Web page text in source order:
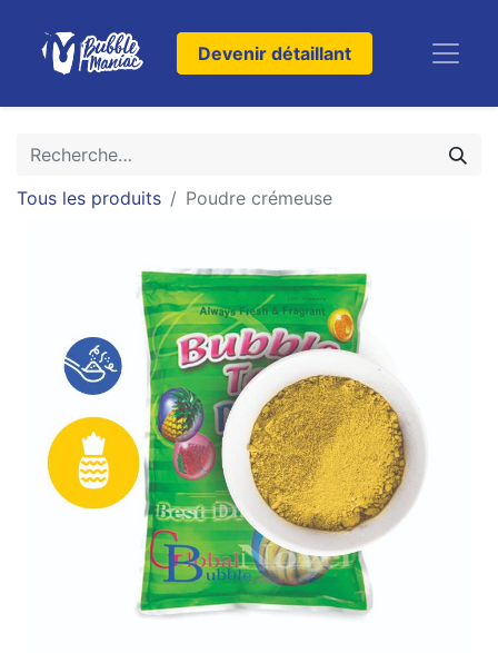
Devenir détaillant
Tous les produits Poudre crémeuse